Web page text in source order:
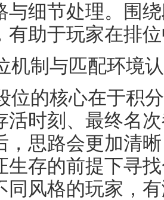
与细节处理。围
有助于玩家在排
机制与匹配环境
位的核心在于积
活时刻、最终名
，思路会更加清
生存的前提下寻
同风格的玩家，